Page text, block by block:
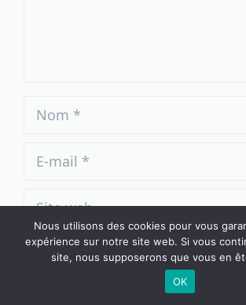
Nom
mail
Site
web
Enregistrer mon nom, mon e-
site dans le navigateur pour
Nous utilisons des cookies pour vous
expérience sur notre site web. Si vous
site, nous supposerons que vous en
OK